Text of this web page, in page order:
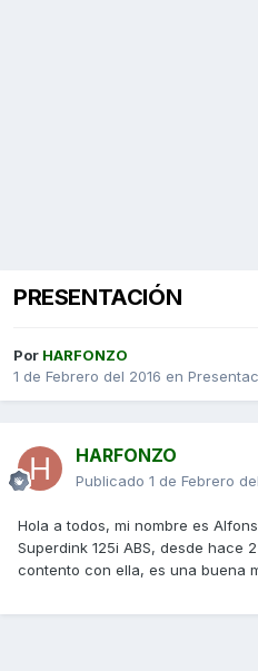
PRESENTACIÓN
Por HARFONZO
1 de Febrero del 2016 en
HARFONZO
Publicado 1 de Febrero
Hola a todos, mi nombre es
Superdink 125i ABS, desde hace
contento con ella, es una buena